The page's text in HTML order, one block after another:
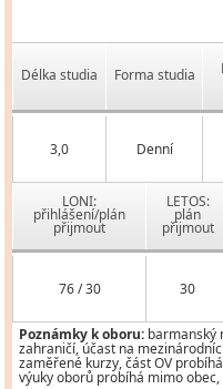
Délka studia Forma studia
3,0 Denní
LONI:
přihlášení/plán
přijmout
LETOS:
plán
přijmout
76 / 30 30
Poznámky k oboru: barmanský
zahraničí, účast na
zaměřené kurzy, část OV
výuky oborů probíhá mimo